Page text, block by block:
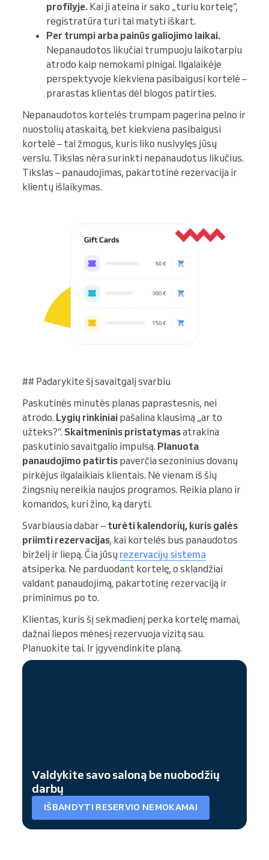
profilyje. Kai ji ateina ir sako „turiu kortelę“,
registratūra turi tai matyti iškart.
Per trumpi arba painūs galiojimo laikai.
Nepanaudotos likučiai trumpuoju laikotarpiu
atrodo kaip nemokami pinigai. Ilgalaikėje
perspektyvoje kiekviena pasibaigusi kortelė –
prarastas klientas dėl blogos patirties.
Nepanaudotos kortelės trumpam pagerina pelno ir
nuostolių ataskaitą, bet kiekviena pasibaigusi
kortelė – tai žmogus, kuris liko nusivylęs jūsų
verslu. Tikslas nėra surinkti nepanaudotus likučius.
Tikslas – panaudojimas, pakartotinė rezervacija ir
klientų išlaikymas.
## Padarykite šį savaitgalį svarbiu
Paskutinės minutės planas paprastesnis, nei
atrodo. Lygių rinkiniai pašalina klausimą „ar to
užteks?“. Skaitmeninis pristatymasatrakina
paskutinio savaitgalio impulsą. Planuota
panaudojimo patirtis paverčia sezoninius dovanų
pirkėjus ilgalaikiais klientais. Nė vienam iš šių
žingsnių nereikia naujos programos. Reikia plano ir
komandos, kuri žino, ką daryti.
Svarbiausia dabar – turėti kalendorių, kuris galės
priimti rezervacijas, kai kortelės bus panaudotos
birželį ir liepą. Čia jūsų rezervacijų sistema
atsiperka. Ne parduodant kortelę, o sklandžiai
valdant panaudojimą, pakartotinę rezervaciją ir
priminimus po to.
Klientas, kuris šį sekmadienį perka kortelę mamai,
dažnai liepos mėnesį rezervuoja vizitą sau.
Planuokite tai. Ir įgyvendinkite planą.
Valdykite savo saloną be nuobodžių
darbų
IŠBANDYTI RESERVIO NEMOKAMAI